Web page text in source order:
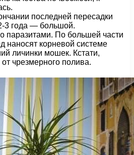
последней пересадки
3 года — большой.
паразитами. По большей части
наносят корневой системе
личинки мошек. Кстати,
чрезмерного полива.